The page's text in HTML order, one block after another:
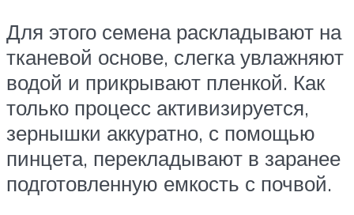
Для этого семена раскладывают на
тканевой основе, слегка увлажняют
водой и прикрывают пленкой. Как
только процесс активизируется,
зернышки аккуратно, с помощью
пинцета, перекладывают в заранее
подготовленную емкость с почвой.